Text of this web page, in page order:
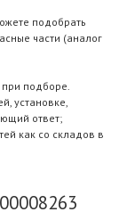
подобрать
части (аналог
подборе.
установке,
ответ;
как со складов в